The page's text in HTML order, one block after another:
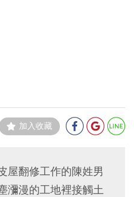
加入收藏
屋翻修工作的陳姓男
瀰漫的工地裡接觸土